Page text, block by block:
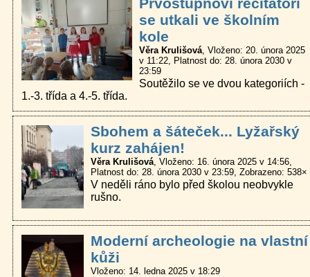
se utkali ve školním
kole
Věra Krulišová Vloženo: 20. února 2025
v 11:22
Platnost do: 28. února 2030 v
23:59
Soutěžilo se ve dvou kategoriích -
1.-3. třída a 4.-5. třída.
Sbohem a šáteček... Lyžařský
kurz zahájen!
Věra Krulišová Vloženo: 16. února 2025 v 14:56
Platnost do: 28. února 2030 v 23:59 Zobrazeno: 538×
V neděli ráno bylo před školou neobvykle
rušno.
Moderní archeologie na vlastní
kůži
Vloženo: 14. ledna 2025 v 18:29